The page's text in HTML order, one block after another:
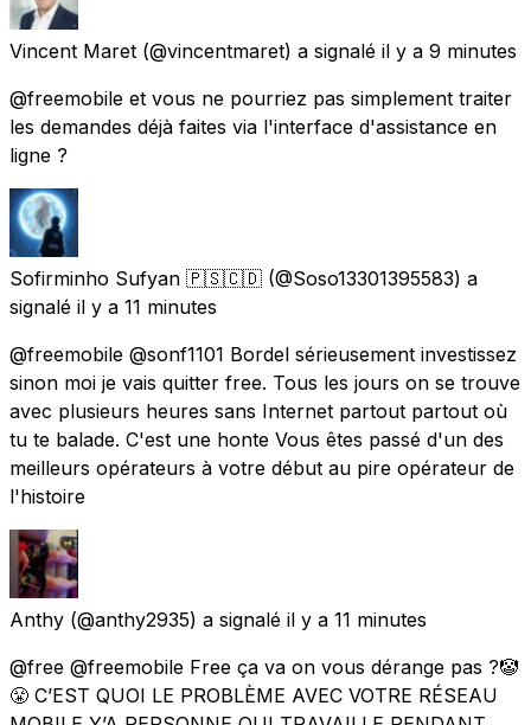
Vincent Maret (@vincentmaret) a signalé il y a 9 minutes
@freemobile et vous ne pourriez pas simplement traiter
les demandes déjà faites via l'interface d'assistance en
ligne ?
Sofirminho Sufyan 🇵🇸🇨🇩 (@Soso13301395583) a
signalé il y a 11 minutes
@freemobile @sonf1101 Bordel sérieusement investissez
sinon moi je vais quitter free. Tous les jours on se trouve
avec plusieurs heures sans Internet partout partout où
tu te balade. C'est une honte Vous êtes passé d'un des
meilleurs opérateurs à votre début au pire opérateur de
l'histoire
Anthy (@anthy2935) a signalé il y a 11 minutes
@free @freemobile Free ça va on vous dérange pas ?🤡
😤 C’EST QUOI LE PROBLÈME AVEC VOTRE RÉSEAU